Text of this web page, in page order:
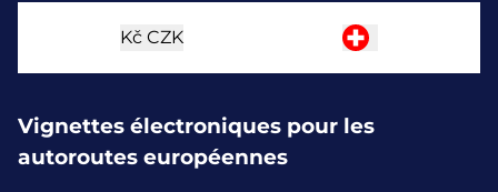
Kč CZK
Vignettes électroniques pour les
autoroutes européennes